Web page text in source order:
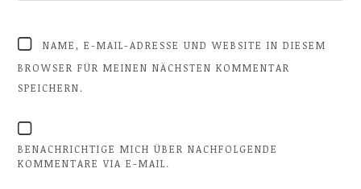
NAME, E-MAIL-ADRESSE UND WEBSITE IN DIESEM
BROWSER FÜR MEINEN NÄCHSTEN KOMMENTAR
SPEICHERN.
BENACHRICHTIGE MICH ÜBER NACHFOLGENDE
KOMMENTARE VIA E-MAIL.